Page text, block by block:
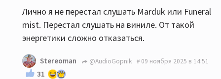
Лично я не перестал слушать Marduk или Funeral
mist. Перестал слушать на виниле. От такой
энергетики сложно отказаться.
Stereoman @AudioGopnik 09 ноября 2025 в 14:51
31